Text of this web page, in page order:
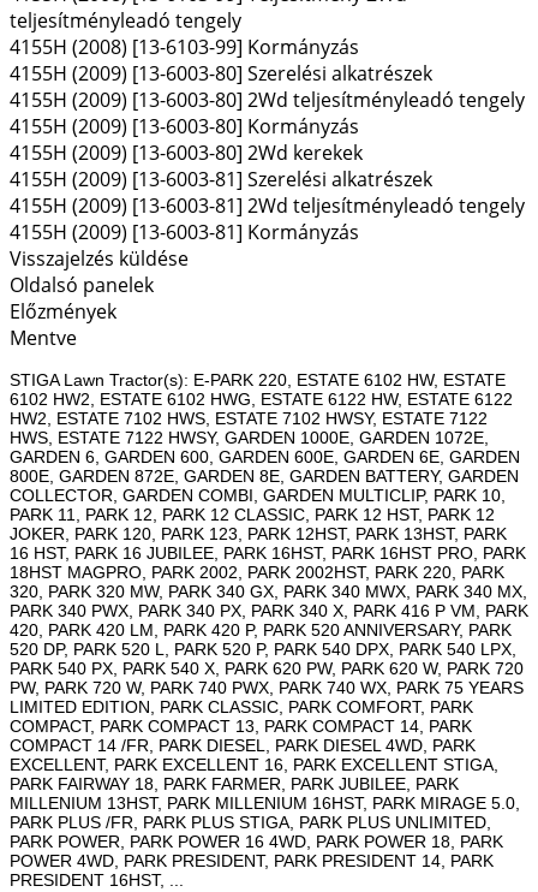
teljesítményleadó tengely
4155H (2008) [13-6103-99] Kormányzás
4155H (2009) [13-6003-80] Szerelési alkatrészek
4155H (2009) [13-6003-80] 2Wd teljesítményleadó tengely
4155H (2009) [13-6003-80] Kormányzás
4155H (2009) [13-6003-80] 2Wd kerekek
4155H (2009) [13-6003-81] Szerelési alkatrészek
4155H (2009) [13-6003-81] 2Wd teljesítményleadó tengely
4155H (2009) [13-6003-81] Kormányzás
Visszajelzés küldése
Oldalsó panelek
Előzmények
Mentve
STIGA Lawn Tractor(s): E-PARK 220, ESTATE 6102 HW, ESTATE
6102 HW2, ESTATE 6102 HWG, ESTATE 6122 HW, ESTATE 6122
HW2, ESTATE 7102 HWS, ESTATE 7102 HWSY, ESTATE 7122
HWS, ESTATE 7122 HWSY, GARDEN 1000E, GARDEN 1072E,
GARDEN 6, GARDEN 600, GARDEN 600E, GARDEN 6E, GARDEN
800E, GARDEN 872E, GARDEN 8E, GARDEN BATTERY, GARDEN
COLLECTOR, GARDEN COMBI, GARDEN MULTICLIP, PARK 10,
PARK 11, PARK 12, PARK 12 CLASSIC, PARK 12 HST, PARK 12
JOKER, PARK 120, PARK 123, PARK 12HST, PARK 13HST, PARK
16 HST, PARK 16 JUBILEE, PARK 16HST, PARK 16HST PRO, PARK
18HST MAGPRO, PARK 2002, PARK 2002HST, PARK 220, PARK
320, PARK 320 MW, PARK 340 GX, PARK 340 MWX, PARK 340 MX,
PARK 340 PWX, PARK 340 PX, PARK 340 X, PARK 416 P VM, PARK
420, PARK 420 LM, PARK 420 P, PARK 520 ANNIVERSARY, PARK
520 DP, PARK 520 L, PARK 520 P, PARK 540 DPX, PARK 540 LPX,
PARK 540 PX, PARK 540 X, PARK 620 PW, PARK 620 W, PARK 720
PW, PARK 720 W, PARK 740 PWX, PARK 740 WX, PARK 75 YEARS
LIMITED EDITION, PARK CLASSIC, PARK COMFORT, PARK
COMPACT, PARK COMPACT 13, PARK COMPACT 14, PARK
COMPACT 14 /FR, PARK DIESEL, PARK DIESEL 4WD, PARK
EXCELLENT, PARK EXCELLENT 16, PARK EXCELLENT STIGA,
PARK FAIRWAY 18, PARK FARMER, PARK JUBILEE, PARK
MILLENIUM 13HST, PARK MILLENIUM 16HST, PARK MIRAGE 5.0,
PARK PLUS /FR, PARK PLUS STIGA, PARK PLUS UNLIMITED,
PARK POWER, PARK POWER 16 4WD, PARK POWER 18, PARK
POWER 4WD, PARK PRESIDENT, PARK PRESIDENT 14, PARK
PRESIDENT 16HST, ...